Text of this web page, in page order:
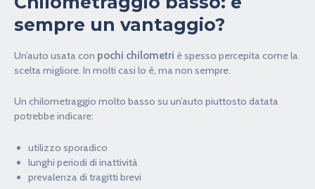
sempre un vantaggio?
Un’auto usata con pochi chilometri è spesso percepita come la
scelta migliore. In molti casi lo è, ma non sempre.
Un chilometraggio molto basso su un’auto piuttosto datata
potrebbe indicare:
utilizzo sporadico
lunghi periodi di inattività
prevalenza di tragitti brevi